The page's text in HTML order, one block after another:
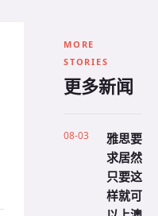
MORE
STORIES
更多新闻
08-03
雅思要
求居然
只要这
样就可